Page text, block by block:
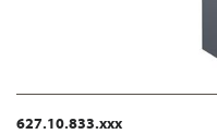
627.10.833.xxx